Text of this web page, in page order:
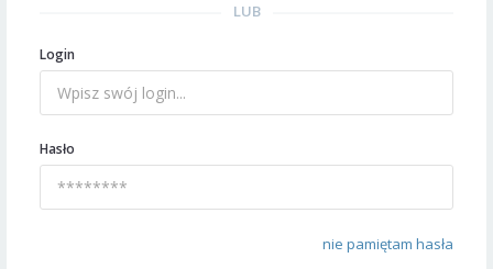
LUB
Login
Hasło
nie pamiętam hasła